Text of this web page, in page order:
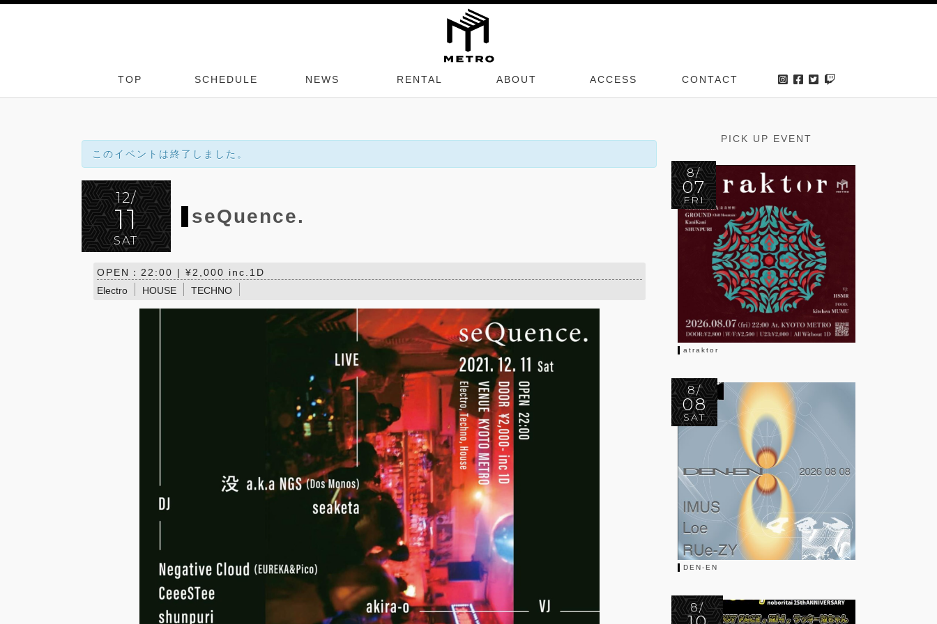
TOP SCHEDULE NEWS RENTAL ABOUT ACCESS CONTACT
このイベントは終了しました。
12/
11
SAT
seQuence.
OPEN：22:00 | ¥2,000 inc.1D
Electro
HOUSE TECHNO
PICK UP EVENT
8/
07
FRI
atraktor
8/
08
SAT
DEN-EN
8/